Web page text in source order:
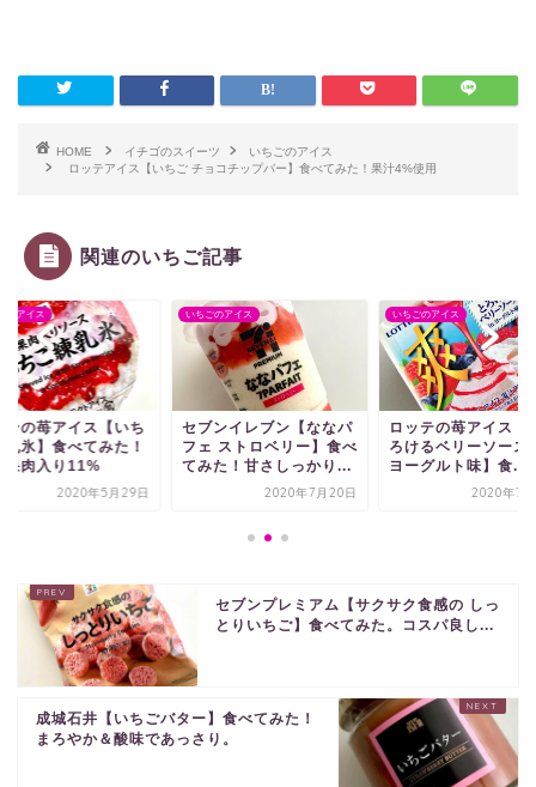
HOME イチゴのスイーツ
いちごのアイス
ロッテアイス【いちご チョコチップバー】食べてみた！果汁4%使用
関連のいちご記事
のアイス
ンの苺アイス【いち
乳氷】食べてみた！
果肉入り11%
2020年5月29日
いちごのアイス
セブンイレブン【ななパ
フェ ストロベリー】食べ
てみた！甘さしっかり...
2020年7月20日
いちごのアイス
ロッテの苺アイス【
ろけるベリーソース
ヨーグルト味】食...
2020年7
セブンプレミアム【サクサク食感の しっ
とりいちご】食べてみた。コスパ良し...
成城石井【いちごバター】食べてみた！
まろやか＆酸味であっさり。